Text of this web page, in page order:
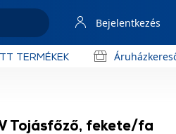
Bejelentkezés
TERMÉKEK
Tojásfőző, fekete/fa